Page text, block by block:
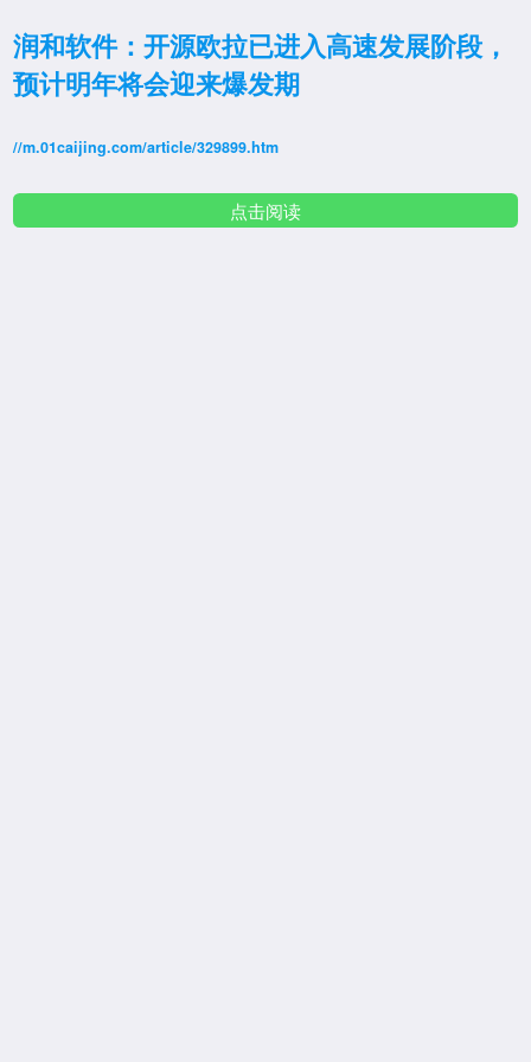
润和软件：开源欧拉已进入高速发展阶段，
预计明年将会迎来爆发期
//m.01caijing.com/article/329899.htm
点击阅读